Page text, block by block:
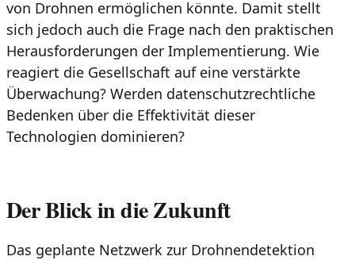
von Drohnen ermöglichen könnte. Damit stellt
sich jedoch auch die Frage nach den praktischen
Herausforderungen der Implementierung. Wie
reagiert die Gesellschaft auf eine verstärkte
Überwachung? Werden datenschutzrechtliche
Bedenken über die Effektivität dieser
Technologien dominieren?
Der Blick in die Zukunft
Das geplante Netzwerk zur Drohnendetektion